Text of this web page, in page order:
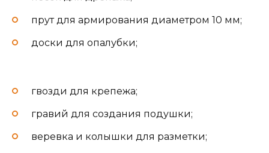
прут для армирования диаметром 10 мм;
доски для опалубки;
гвозди для крепежа;
гравий для создания подушки;
веревка и колышки для разметки;